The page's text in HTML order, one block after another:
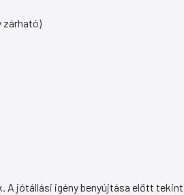
zárható)
jótállási igény benyújtása előtt